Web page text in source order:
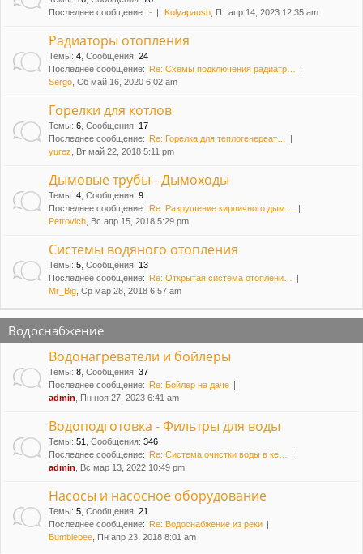
и
Последнее сообщение: - Kolyapaush , Пт апр 14, 2023 12:35 am
Радиаторы отопления
Темы: 4 Сообщения: 24
Последнее сообщение: Re: Схемы подключения радиатр…
Sergo , Сб май 16, 2020 6:02 am
Горелки для котлов
Темы: 6 Сообщения: 17
Последнее сообщение: Re: Горелка для теплогенереат…
yurez , Вт май 22, 2018 5:11 pm
Дымовые трубы - Дымоходы
Темы: 4 Сообщения: 9
Последнее сообщение: Re: Разрушение кирпичного дым…
Petrovich , Вс апр 15, 2018 5:29 pm
Системы водяного отопления
Темы: 5 Сообщения: 13
Последнее сообщение: Re: Открытая система отоплени…
Mr_Big , Ср мар 28, 2018 6:57 am
Водоснабжение
Водонагреватели и бойлеры
Темы: 8 Сообщения: 37
Последнее сообщение: Re: Бойлер на даче
admin , Пн ноя 27, 2023 6:41 am
Водоподготовка - Фильтры для воды
Темы: 51 Сообщения: 346
Последнее сообщение: Re: Система очистки воды в ке…
admin , Вс мар 13, 2022 10:49 pm
Насосы и насосное оборудование
Темы: 5 Сообщения: 21
Последнее сообщение: Re: Водоснабжение из реки
Bumblebee , Пн апр 23, 2018 8:01 am